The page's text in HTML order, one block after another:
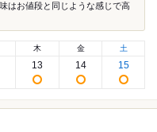
はお値段と同じような感じで高
木
13
金
14
土
15